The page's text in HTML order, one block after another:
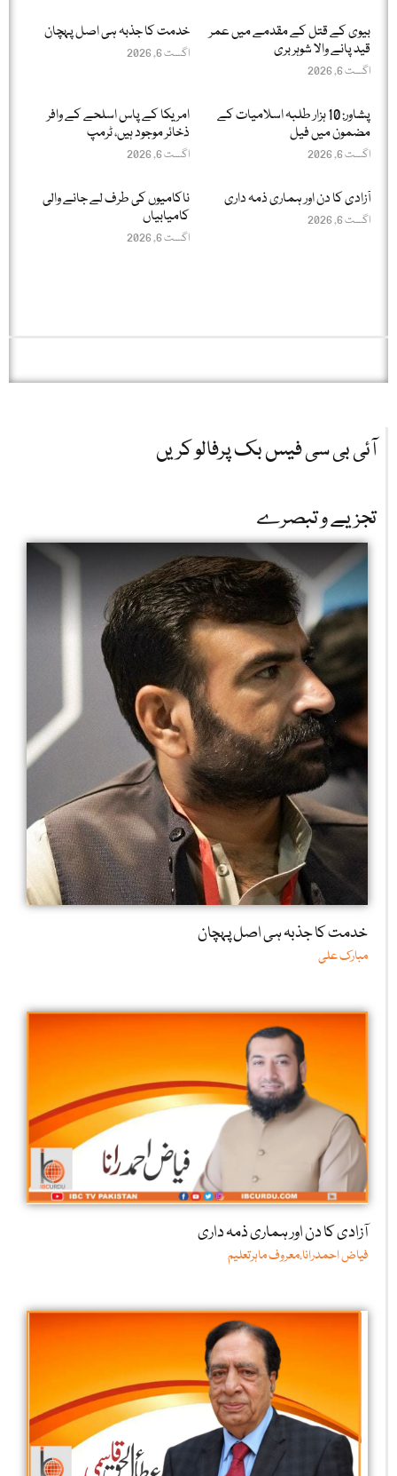
بیوی کے قتل کے مقدمے میں عمر
قید پانے والا شوہر بری
اگست 6, 2026
خدمت کا جذبہ ہی اصل پہچان
اگست 6, 2026
پشاور: 10 ہزار طلبہ اسلامیات کے
مضمون میں فیل
اگست 6, 2026
امریکا کے پاس اسلحے کے وافر
ذخائر موجود ہیں، ٹرمپ
اگست 6, 2026
آزادی کا دن اور ہماری ذمہ داری
اگست 6, 2026
ناکامیوں کی طرف لے جانے والی
کامیابیاں
اگست 6, 2026
آئی بی سی فیس بک پرفالو کریں
تجزیے و تبصرے
خدمت کا جذبہ ہی اصل پہچان
مبارک علی
آزادی کا دن اور ہماری ذمہ داری
فیاض احمدرانا،معروف ماہرتعلیم